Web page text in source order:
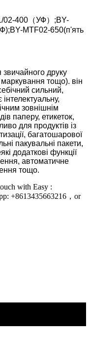
02-400（УФ）;BY-
MTF02-650(п'ять
звичайного друку
тощо). він
сильний,
зовнішнім
паперу, етикеток,
для продуктів із
багатошарової
пакувальні пакети,
додаткові функції
автоматичне
тощо.
with Easy :
+8613435663216，or